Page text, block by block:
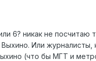
6? никак не
Или
(что бы МГТ и